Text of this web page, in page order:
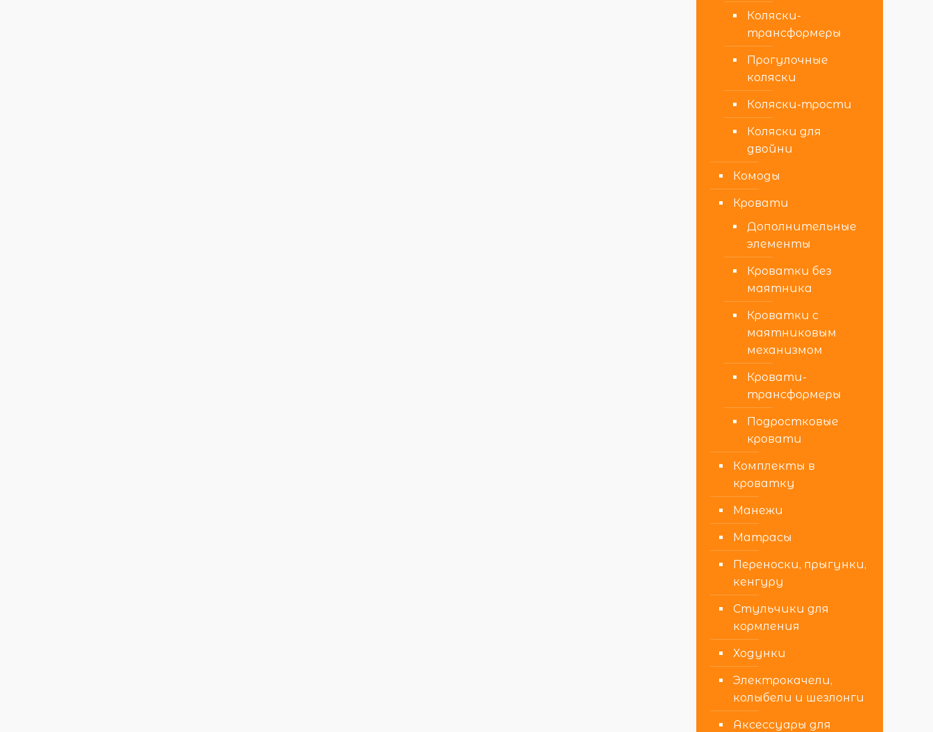
Коляски-
трансформеры
Прогулочные
коляски
Коляски-трости
Коляски для
двойни
Комоды
Кровати
Дополнительные
элементы
Кроватки без
маятника
Кроватки с
маятниковым
механизмом
Кровати-
трансформеры
Подростковые
кровати
Комплекты в
кроватку
Манежи
Матрасы
Переноски, прыгунки,
кенгуру
Стульчики для
кормления
Ходунки
Электрокачели,
колыбели и шезлонги
Аксессуары для